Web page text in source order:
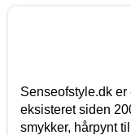
Senseofstyle.dk
eksisteret siden
smykker, hårpynt